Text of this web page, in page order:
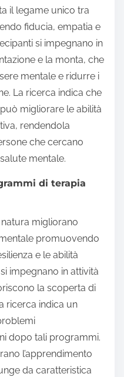
il legame unico tra
fiducia, empatia e
si impegnano in
e la monta, che
mentale e ridurre i
La ricerca indica che
migliorare le abilità
rendendola
che cercano
mentale.
di terapia
natura migliorano
promuovendo
e le abilità
impegnano in attività
la scoperta di
ricerca indica un
dopo tali programmi.
l’apprendimento
da caratteristica